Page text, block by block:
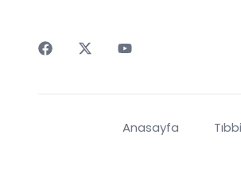
Anasayfa